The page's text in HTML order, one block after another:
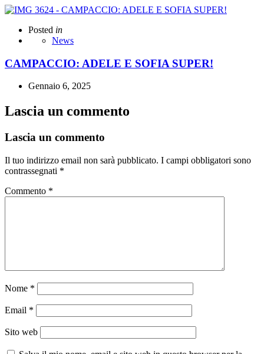
Posted in
News
CAMPACCIO: ADELE E SOFIA SUPER!
Gennaio 6, 2025
Lascia un commento
Lascia un commento
Il tuo indirizzo email non sarà pubblicato. I campi obbligatori sono
contrassegnati *
Commento *
Nome *
Email *
Sito web